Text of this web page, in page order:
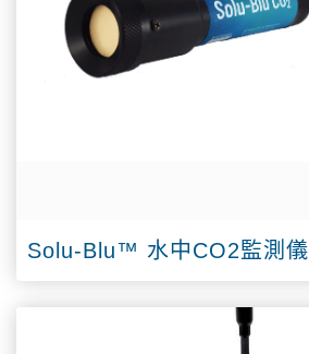
Solu-Blu™ 水中CO2監測儀